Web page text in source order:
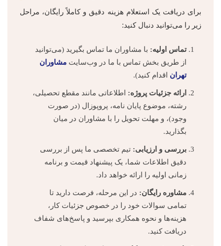
برای دریافت یک استعلام هزینه دقیق و کاملاً رایگان، مراحل
زیر را می‌توانید دنبال کنید:
تماس اولیه: با مشاوران ما تماس بگیرید (می‌توانید
از طریق بخش تماس با ما در وب‌سایت مشاوران
تهران اقدام کنید).
ارائه جزئیات پروژه: اطلاعاتی مانند مقطع تحصیلی،
رشته، موضوع پایان نامه، پروپوزال (در صورت
وجود)، و مهلت تحویل را با مشاوران در میان
بگذارید.
بررسی و ارزیابی: تیم تخصصی ما پس از بررسی
دقیق اطلاعات شما، یک پیشنهاد قیمت و برنامه
زمانی اولیه را ارائه خواهد داد.
مشاوره رایگان: در این مرحله، فرصت دارید تا
تمامی سوالات خود را در خصوص جزئیات کار،
هزینه‌ها و نحوه همکاری بپرسید و پاسخ‌های شفاف
دریافت کنید.